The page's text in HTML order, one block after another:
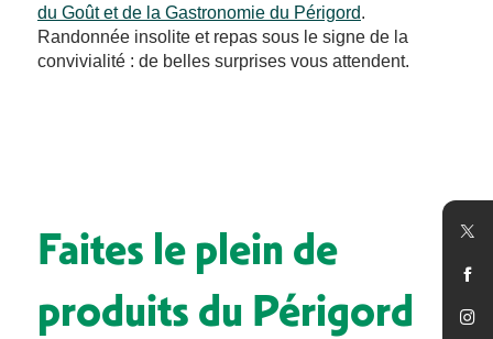
du Goût et de la Gastronomie du Périgord.
Randonnée insolite et repas sous le signe de la
convivialité : de belles surprises vous attendent.
Faites le plein de
produits du Périgord